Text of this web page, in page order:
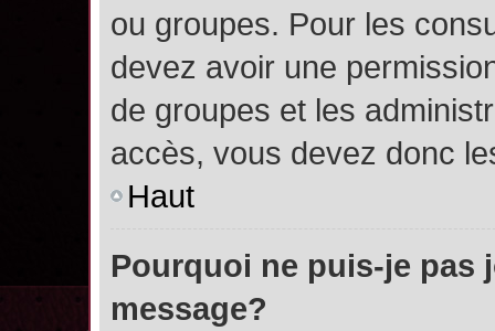
ou groupes. Pour les
devez avoir une
de groupes et les
accès, vous devez donc
Haut
Pourquoi ne puis-je pas
message?